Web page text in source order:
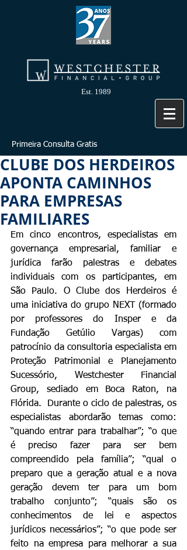
Est. 1989
Primeira Consulta Gratis
CLUBE DOS HERDEIROS
APONTA CAMINHOS
PARA EMPRESAS
FAMILIARES
Em cinco encontros, especialistas em
governança empresarial, familiar e
jurídica farão palestras e debates
individuais com os participantes, em
São Paulo. O Clube dos Herdeiros é
uma iniciativa do grupo NEXT (formado
por professores do Insper e da
Fundação Getúlio Vargas) com
patrocínio da consultoria especialista em
Proteção Patrimonial e Planejamento
Sucessório, Westchester Financial
Group, sediado em Boca Raton, na
Flórida.  Durante o ciclo de palestras, os
especialistas abordarão temas como:
“quando entrar para trabalhar”; “o que
é preciso fazer para ser bem
compreendido pela família”; “qual o
preparo que a geração atual e a nova
geração devem ter para um bom
trabalho conjunto”; “quais são os
conhecimentos de lei e aspectos
jurídicos necessários”; “o que pode ser
feito na empresa para melhorar a sua